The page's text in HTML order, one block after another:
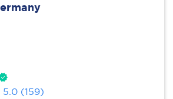
5.0 (159)